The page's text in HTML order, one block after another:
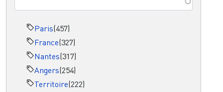
Paris(457)
France(327)
Nantes(317)
Angers(254)
Territoire(222)